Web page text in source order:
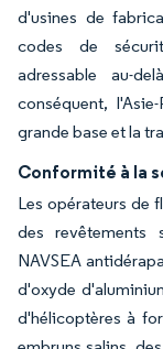
d'usines de
codes de
adressable au-
conséquent,
grande base et la
Conformité à la
Les opérateurs de
des revêtements
NAVSEA
d'oxyde
d'hélicoptères à